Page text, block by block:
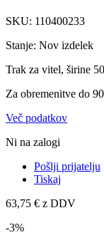
SKU: 110400233
Stanje: Nov izdelek
Trak za vitel, širine
Za obremenitve do
Več podatkov
Ni na zalogi
Pošlji prijatelju
Tiskaj
63,75 € z DDV
-3%